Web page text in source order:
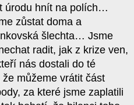
úrodu hnít na polích…
zůstat doma a
šlechta… Jsme
radit, jak z krize ven,
nás dostali do té
můžeme vrátit část
za které jsme zaplatili